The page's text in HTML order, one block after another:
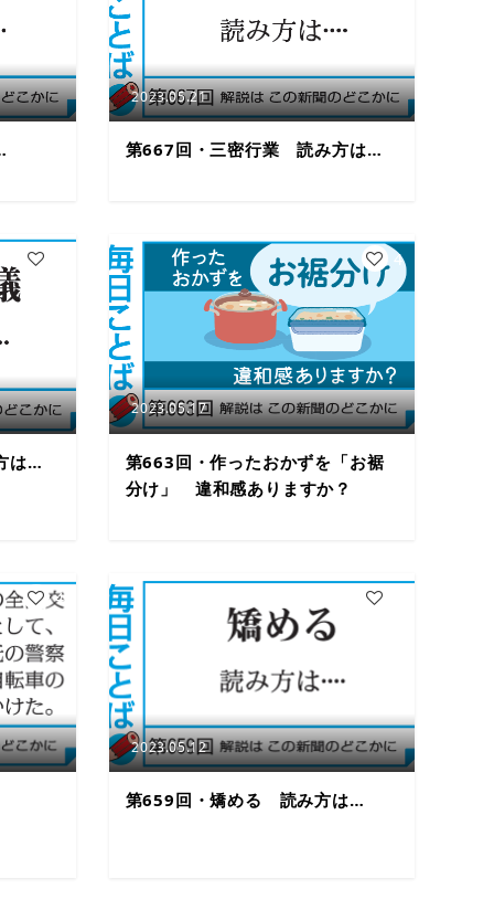
2023.05.21
第667回・三密行業 読み方は…
は…
2023.05.17
第663回・作ったおかずを「お裾
分け」 違和感ありますか？
4
4
2023.05.12
第659回・矯める 読み方は…